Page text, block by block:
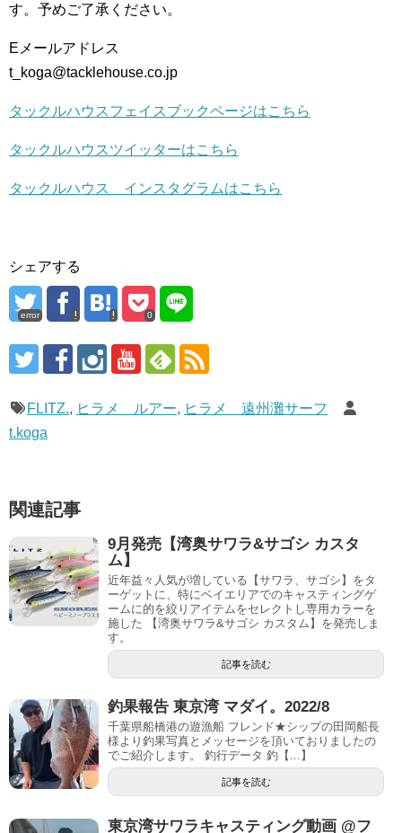
す。予めご了承ください。
Eメールアドレス
t_koga@tacklehouse.co.jp
タックルハウスフェイスブックページはこちら
タックルハウスツイッターはこちら
タックルハウス インスタグラムはこちら
シェアする
error 0
FLITZ., ヒラメ ルアー, ヒラメ 遠州灘サーフ
t.koga
関連記事
9月発売【湾奥サワラ&サゴシ カスタ
ム】
近年益々人気が増している【サワラ、サゴシ】をタ
ーゲットに、特にベイエリアでのキャスティングゲ
ームに的を絞りアイテムをセレクトし専用カラーを
施した 【湾奥サワラ&サゴシ カスタム】を発売しま
す。
記事を読む
釣果報告 東京湾 マダイ。2022/8
千葉県船橋港の遊漁船 フレンド★シップの田岡船長
様より釣果写真とメッセージを頂いておりましたの
でご紹介します。 釣行データ 釣【...】
記事を読む
東京湾サワラキャスティング動画 @フ